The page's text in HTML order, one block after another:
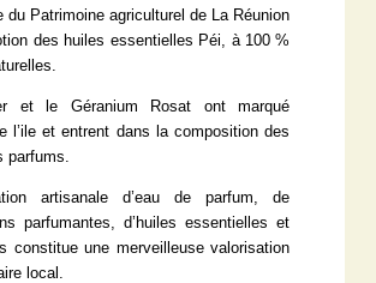
du Patrimoine agriculturel de La Réunion
des huiles essentielles Péi, à 100 %
et le Géranium Rosat ont marqué
l’ile et entrent dans la composition des
parfums.
artisanale d’eau de parfum, de
parfumantes, d’huiles essentielles et
constitue une merveilleuse valorisation
local.